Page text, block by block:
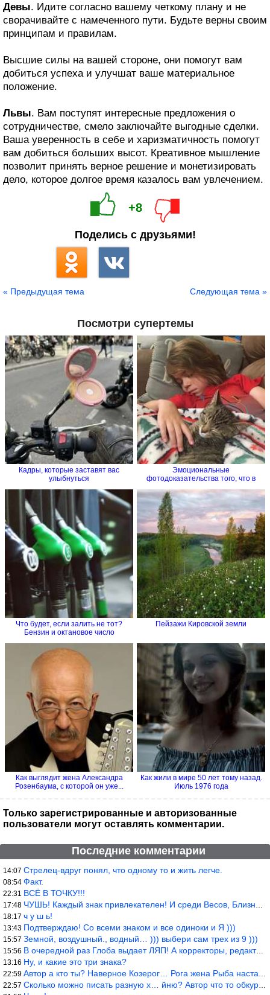
Девы. Идите согласно вашему четкому плану и не
сворачивайте с намеченного пути. Будьте верны своим
принципам и правилам.
Высшие силы на вашей стороне, они помогут вам
добиться успеха и улучшат ваше материальное
положение.
Львы. Вам поступят интересные предложения о
сотрудничестве, смело заключайте выгодные сделки.
Ваша уверенность в себе и харизматичность помогут
вам добиться больших высот. Креативное мышление
позволит принять верное решение и монетизировать
дело, которое долгое время казалось вам увлечением.
+8
Поделись с друзьями!
« Предыдущая тема Следующая тема »
Посмотри супертемы
Кадры, которые заставят вас
улыбнуться
Эмоциональные
фотодоказательства того, что в
Что будет, если залить не тот?
Бензин и октановое число
Пейзажи Кировской земли
Как выглядит жена Александра
Розенбаума, с которой он уже...
Как жили в мире 50 лет тому назад.
Июль 1976 года
Только зарегистрированные и авторизованные
пользователи могут оставлять комментарии.
Последние комментарии
14:07 Стрелец-вдруг понял, что одному то и жить легче.
08:54 Факт.
22:31 ВСЁ В ТОЧКУ!!!
17:48 ЧУШЬ! Каждый знак привлекателен! И среди Весов, Близнецов встреч
18:17 ч у ш ь!
13:43 Подтверждаю! Со всеми знаком и все одиноки и Я )))
15:57 Земной, воздушный., водный… ))) выбери сам трех из 9 )))
15:56 В очередной раз Глоба выдает ЛЯП! А корректоры, редакторы пропус
13:16 Ну, и какие это три знака?
22:59 Автор а кто ты? Наверное Козерог… Рога жена Рыба наставила ))
22:57 Сколько можно писать разную х… йню? Автор что то обкурился?